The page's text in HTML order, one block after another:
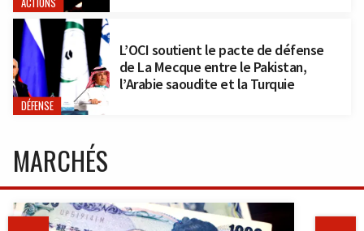
ACTIONS
DÉFENSE
L’OCI soutient le pacte de défense
de La Mecque entre le Pakistan,
l’Arabie saoudite et la Turquie
MARCHÉS